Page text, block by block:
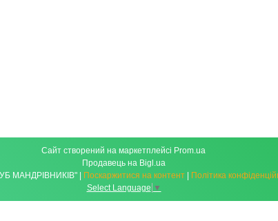
Сайт створений на маркетплейсі Prom.ua
Продавець на Bigl.ua
Магазин "КЛУБ МАНДРІВНИКІВ" | Поскаржитися на контент | Політика
Select Language ▼